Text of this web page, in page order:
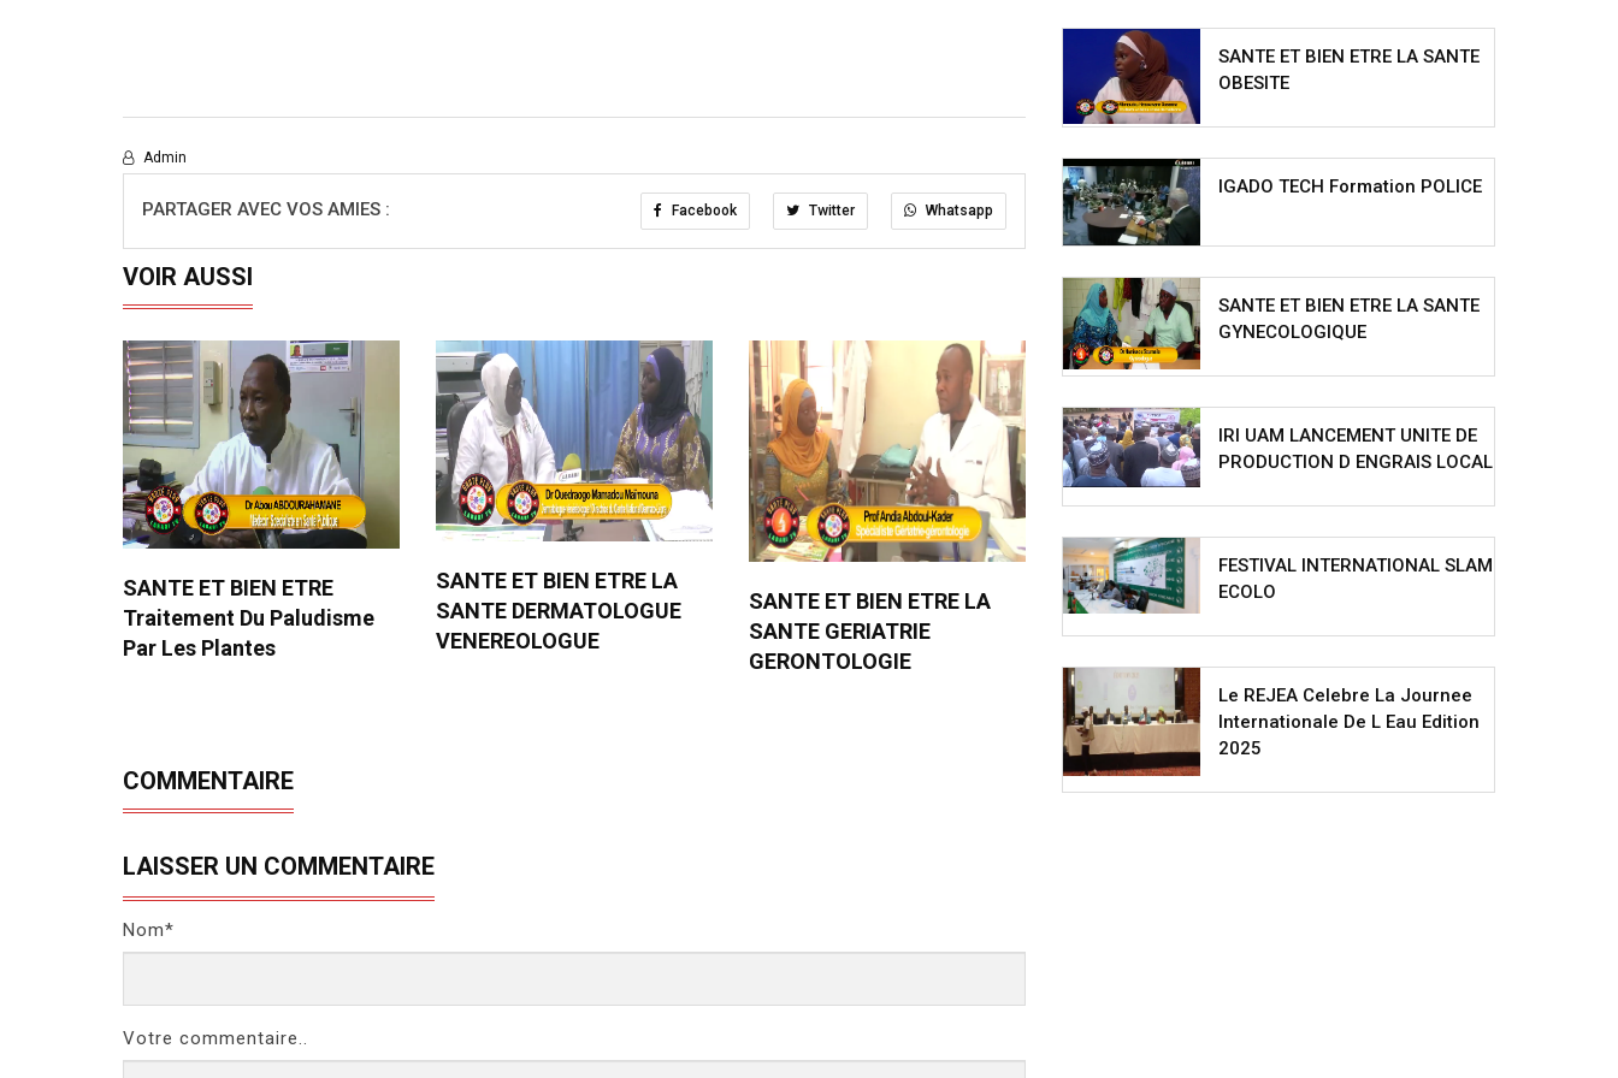
Admin
PARTAGER AVEC VOS AMIES : Facebook Twitter Whatsapp
VOIR AUSSI
SANTE ET BIEN ETRE
Traitement Du Paludisme
Par Les Plantes
SANTE ET BIEN ETRE LA
SANTE DERMATOLOGUE
VENEREOLOGUE
SANTE ET BIEN ETRE LA
SANTE GERIATRIE
GERONTOLOGIE
COMMENTAIRE
LAISSER UN COMMENTAIRE
Nom*
Votre commentaire..
SANTE ET BIEN ETRE LA SANTE
OBESITE
IGADO TECH Formation POLICE
SANTE ET BIEN ETRE LA SANTE
GYNECOLOGIQUE
IRI UAM LANCEMENT UNITE DE
PRODUCTION D ENGRAIS LOCAL
FESTIVAL INTERNATIONAL SLAM
ECOLO
Le REJEA Celebre La Journee
Internationale De L Eau Edition
2025